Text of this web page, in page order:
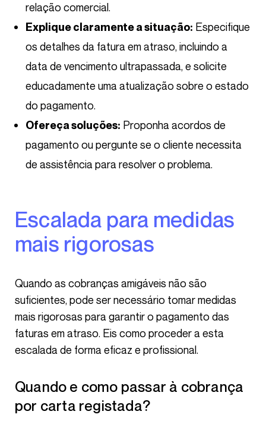
relação comercial.
Explique claramente a situação: Especifique
os detalhes da fatura em atraso, incluindo a
data de vencimento ultrapassada, e solicite
educadamente uma atualização sobre o estado
do pagamento.
Ofereça soluções: Proponha acordos de
pagamento ou pergunte se o cliente necessita
de assistência para resolver o problema.
Escalada para medidas
mais rigorosas
Quando as cobranças amigáveis não são
suficientes, pode ser necessário tomar medidas
mais rigorosas para garantir o pagamento das
faturas em atraso. Eis como proceder a esta
escalada de forma eficaz e profissional.
Quando e como passar à cobrança
por carta registada?